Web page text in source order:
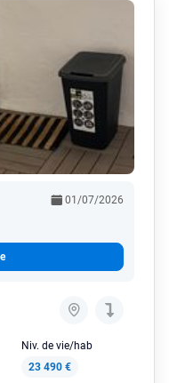
01/07/2026
Niv. de vie/hab
23 490 €